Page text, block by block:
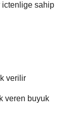
ictenlige sahip
verilir
veren buyuk